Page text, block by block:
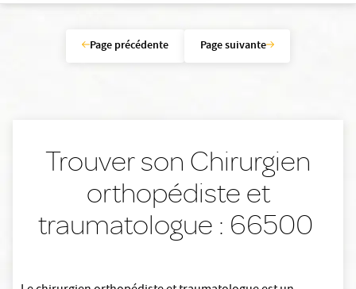
Page précédente Page suivante
Trouver son Chirurgien
orthopédiste et
traumatologue : 66500